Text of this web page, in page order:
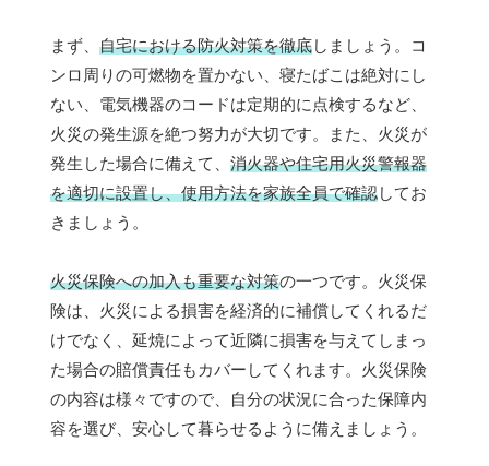
まず、 自宅における防火対策を徹底しましょう。コ
ンロ周りの可燃物を置かない、寝たばこは絶対にし
ない、電気機器のコードは定期的に点検するなど、
火災の発生源を絶つ努力が大切です。また、火災が
発生した場合に備えて、 消火器や住宅用火災警報器
を適切に設置し、使用方法を家族全員で確認してお
きましょう。
火災保険への加入も重要な対策の一つです。火災保
険は、火災による損害を経済的に補償してくれるだ
けでなく、延焼によって近隣に損害を与えてしまっ
た場合の賠償責任もカバーしてくれます。火災保険
の内容は様々ですので、自分の状況に合った保障内
容を選び、安心して暮らせるように備えましょう。